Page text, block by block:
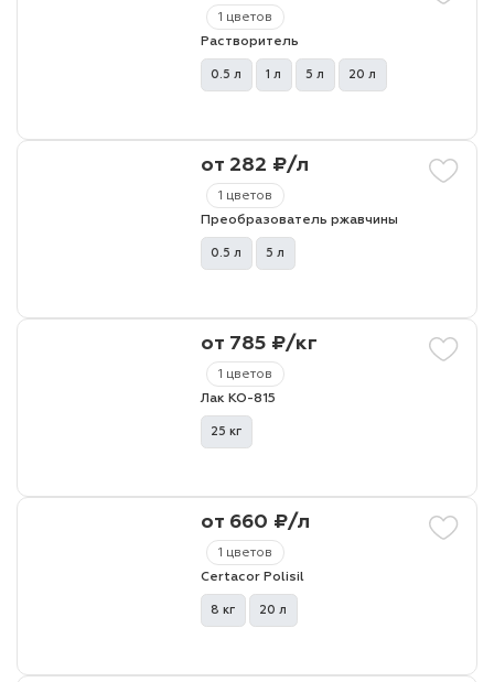
1 цветов
Растворитель
0.5 л 1 л 5 л 20 л
1 цветов
от 282 ₽/л
Преобразователь ржавчины
0.5 л 5 л
1 цветов
от 785 ₽/кг
Лак КО-815
25 кг
1 цветов
от 660 ₽/л
Certacor Polisil
8 кг 20 л